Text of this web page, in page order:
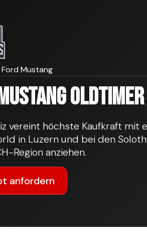
Ford Mustang
vereint höchste Kaufkraft mit
in Luzern und bei den
Region anziehen.
anfordern